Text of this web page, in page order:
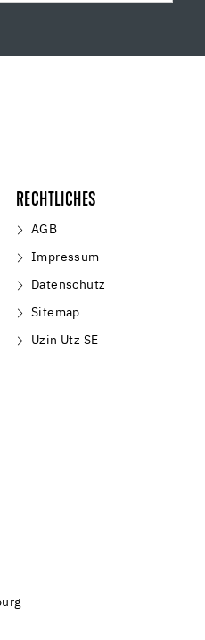
RECHTLICHES
AGB
Impressum
Datenschutz
Sitemap
Uzin Utz SE